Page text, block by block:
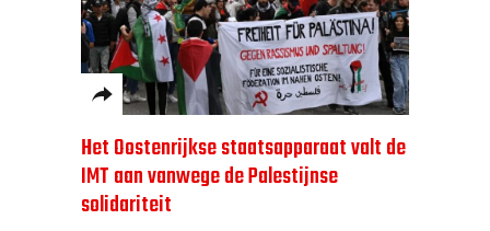
Het Oostenrijkse staatsapparaat valt de
IMT aan vanwege de Palestijnse
solidariteit